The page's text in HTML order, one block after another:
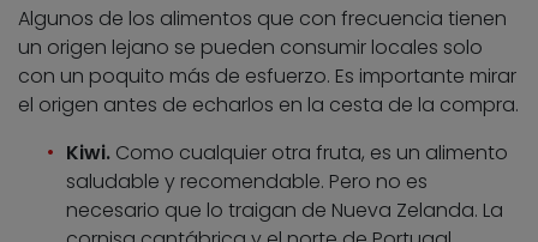
Algunos de los alimentos que con frecuencia tienen
un origen lejano se pueden consumir locales solo
con un poquito más de esfuerzo. Es importante mirar
el origen antes de echarlos en la cesta de la compra.
Kiwi. Como cualquier otra fruta, es un alimento
saludable y recomendable. Pero no es
necesario que lo traigan de Nueva Zelanda. La